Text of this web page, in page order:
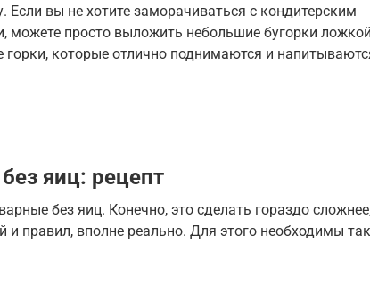
Если вы не хотите заморачиваться с кондитерским
просто выложить небольшие бугорки
горки, которые отлично поднимаются и
яиц: рецепт
без яиц. Конечно, это сделать гораздо
и правил, вполне реально. Для этого необходимы